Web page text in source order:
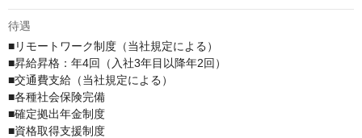
待遇
■リモートワーク制度（当社規定による）
■昇給昇格：年4回（入社3年目以降年2回）
■交通費支給（当社規定による）
■各種社会保険完備
■確定拠出年金制度
■資格取得支援制度